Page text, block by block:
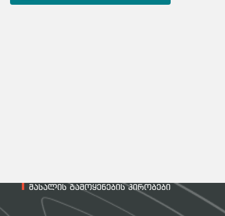
მასალის გამოყენების პირობები